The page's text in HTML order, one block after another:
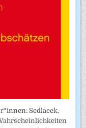
Sedlacek,